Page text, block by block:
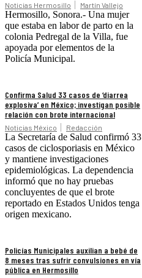
Noticias Hermosillo Martín Vallejo
Hermosillo, Sonora.- Una mujer
que estaba en labor de parto en la
colonia Pedregal de la Villa, fue
apoyada por elementos de la
Policía Municipal.
Confirma Salud 33 casos de ‘diarrea
explosiva’ en México; investigan posible
relación con brote internacional
Noticias México Redacción
La Secretaría de Salud confirmó 33
casos de ciclosporiasis en México
y mantiene investigaciones
epidemiológicas. La dependencia
informó que no hay pruebas
concluyentes de que el brote
reportado en Estados Unidos tenga
origen mexicano.
Policías Municipales auxilian a bebé de
8 meses tras sufrir convulsiones en vía
pública en Hermosillo